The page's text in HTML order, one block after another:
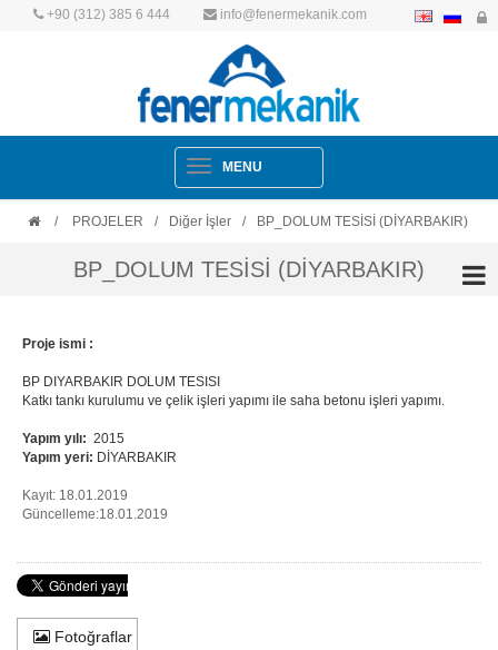
+90 (312) 385 6 444 info@fenermekanik.com
Navigation
MENU
/ PROJELER / Diğer İşler / BP_DOLUM TESİSİ (DİYARBAKIR)
BP_DOLUM TESİSİ (DİYARBAKIR)
Proje ismi :
BP DIYARBAKIR DOLUM TESISI
Katkı tankı kurulumu ve çelik işleri yapımı ile saha betonu işleri yapımı.
Yapım yılı: 2015
Yapım yeri: DİYARBAKIR
Kayıt: 18.01.2019
Güncelleme:18.01.2019
Fotoğraflar